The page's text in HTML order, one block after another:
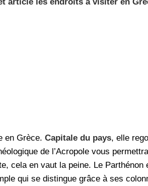
article les endroits à visiter en
en Grèce.Capitale du pays, elle
de l’Acropole vous
cela en vaut la peine. Le Parthénon
qui se distingue grâce à ses